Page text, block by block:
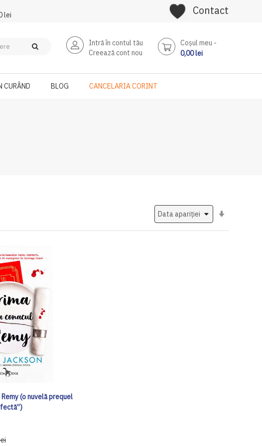
lei
Contact
Intră în contul tău
Creează cont nou
Coşul meu
0,00 lei
CURÂND BLOG CANCELARIA CORINT
(o nuvelă prequel